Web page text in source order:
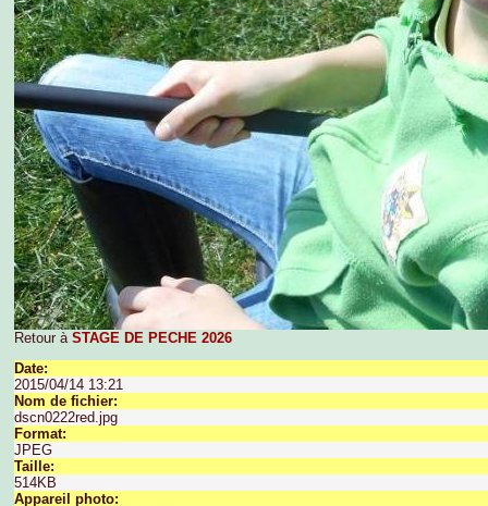
Retour à STAGE DE PECHE 2026
Date:
2015/04/14 13:21
Nom de fichier:
dscn0222red.jpg
Format:
JPEG
Taille:
514KB
Appareil photo: